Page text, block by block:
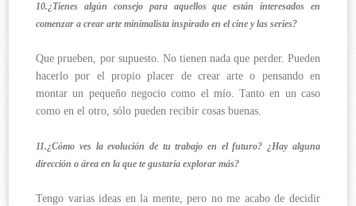
10.¿Tienes algún consejo para aquellos que están interesados en
comenzar a crear arte minimalista inspirado en el cine y las series?
Que prueben, por supuesto. No tienen nada que perder. Pueden
hacerlo por el propio placer de crear arte o pensando en
montar un pequeño negocio como el mío. Tanto en un caso
como en el otro, sólo pueden recibir cosas buenas.
11.¿Cómo ves la evolución de tu trabajo en el futuro? ¿Hay alguna
dirección o área en la que te gustaría explorar más?
Tengo varias ideas en la mente, pero no me acabo de decidir